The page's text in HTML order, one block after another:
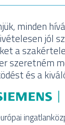
minden
jól
a
szeretném
és a